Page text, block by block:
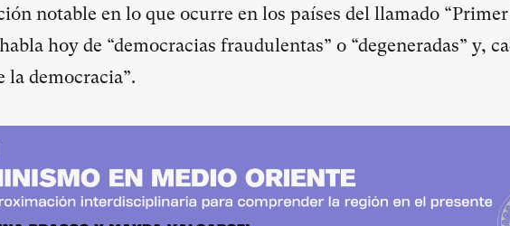
notable en lo que ocurre en los países del llamado
hoy de “democracias fraudulentas” o “degeneradas” y,
la democracia”.